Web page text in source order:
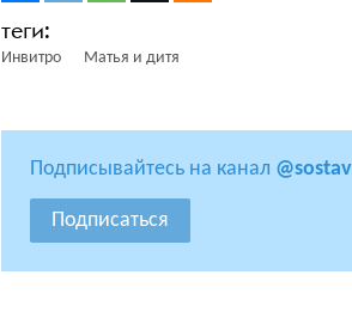
Инвитро Матья и дитя
Подписывайтесь на канал @sostav
Подписаться